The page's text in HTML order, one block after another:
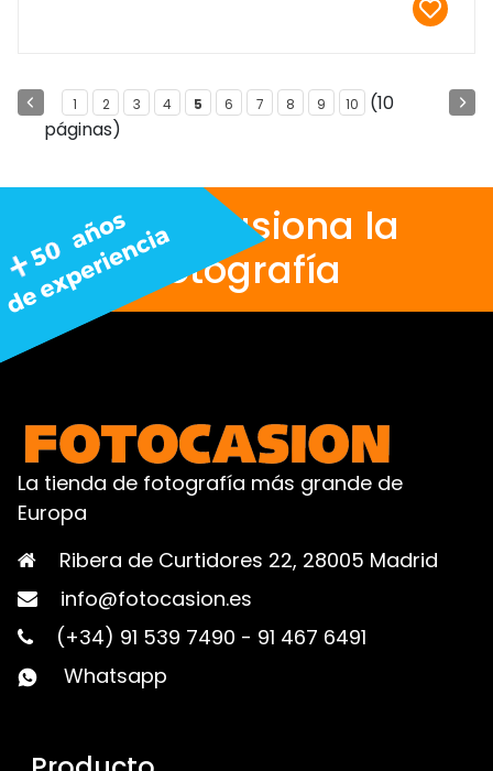
1 2 3 4 5 6 7 8 9 10
(10
páginas)
Nos apasiona la
fotografía
La tienda de fotografía más grande de
Europa
Ribera de Curtidores 22, 28005 Madrid
info@fotocasion.es
(+34) 91 539 7490 - 91 467 6491
Whatsapp